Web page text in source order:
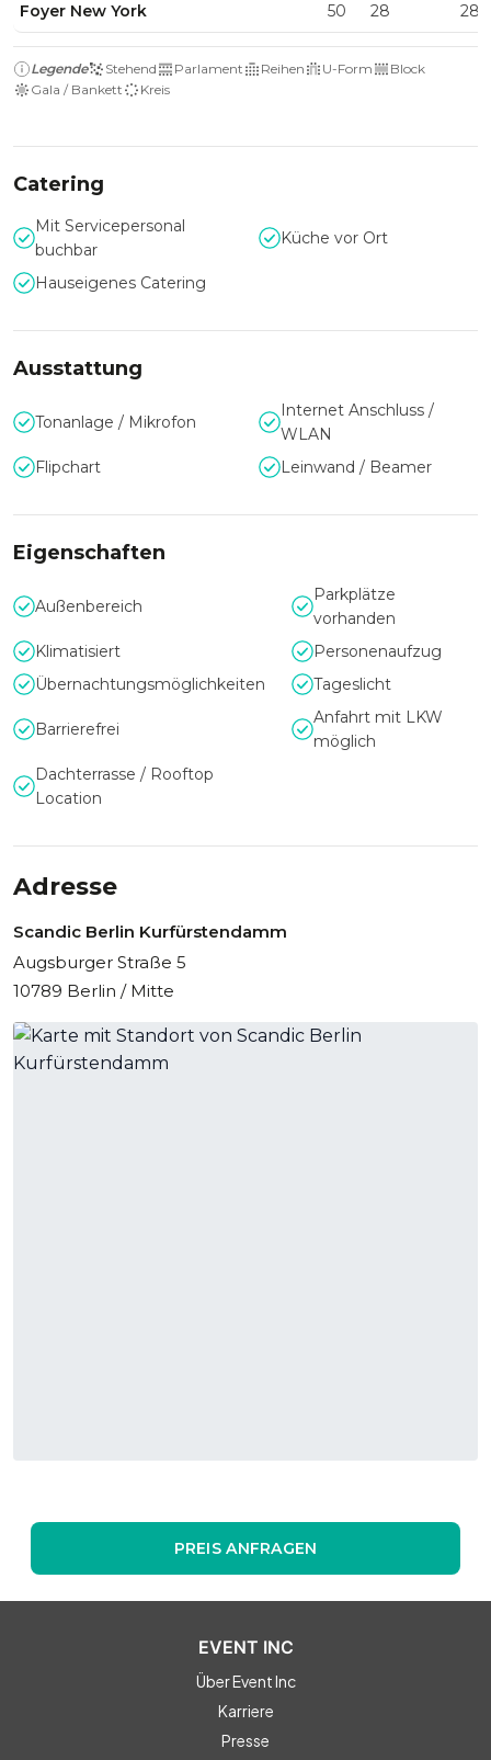
Foyer New York 50 28 28
Legende Stehend Parlament Reihen U-Form
Block
Gala / Bankett
Kreis
Catering
Mit Servicepersonal
buchbar
Küche vor Ort
Hauseigenes Catering
Ausstattung
Tonanlage / Mikrofon
Internet Anschluss /
WLAN
Flipchart
Leinwand / Beamer
Eigenschaften
Außenbereich
Parkplätze
vorhanden
Klimatisiert
Personenaufzug
Übernachtungsmöglichkeiten
Tageslicht
Barrierefrei
Anfahrt mit LKW
möglich
Dachterrasse / Rooftop
Location
Adresse
Scandic Berlin Kurfürstendamm
Augsburger Straße 5
10789 Berlin / Mitte
PREIS ANFRAGEN
EVENT INC
Über Event Inc
Karriere
Presse